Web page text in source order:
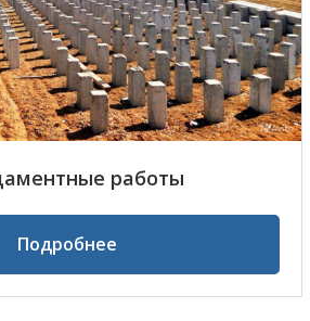
работы
Подробнее